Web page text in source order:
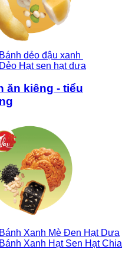
Bánh dẻo đậu xanh
Dẻo Hạt sen hạt dưa
ăn kiêng - tiểu
Bánh Xanh Mè Đen Hạt Dưa
Bánh Xanh Hạt Sen Hạt Chia